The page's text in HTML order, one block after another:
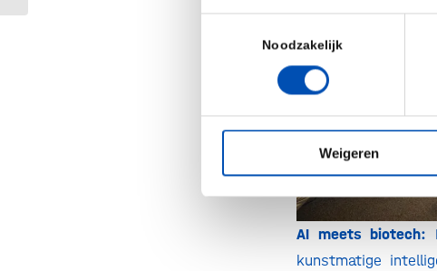
Noodzakelijk
Weigeren
uiteindelijk bij de
AI meets biotech:
kunstmatige